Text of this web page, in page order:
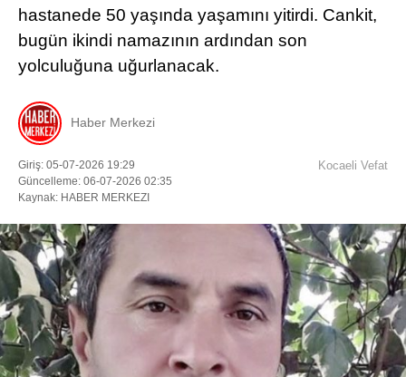
hastanede 50 yaşında yaşamını yitirdi. Cankit,
bugün ikindi namazının ardından son
yolculuğuna uğurlanacak.
Haber Merkezi
Giriş: 05-07-2026 19:29
Güncelleme: 06-07-2026 02:35
Kaynak: HABER MERKEZI
Kocaeli Vefat